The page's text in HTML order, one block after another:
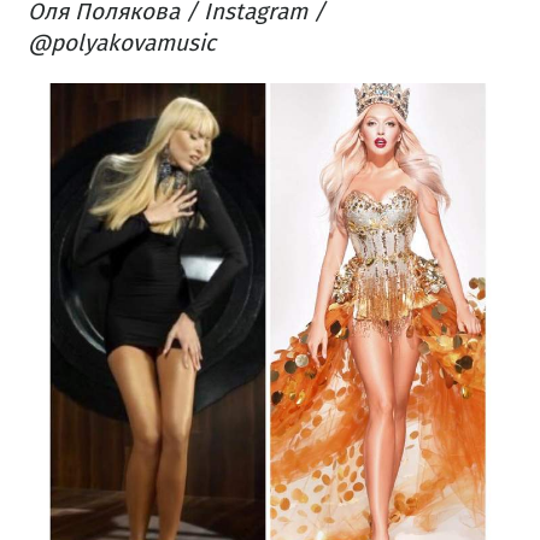
Оля Полякова / Instagram /
@polyakovamusic